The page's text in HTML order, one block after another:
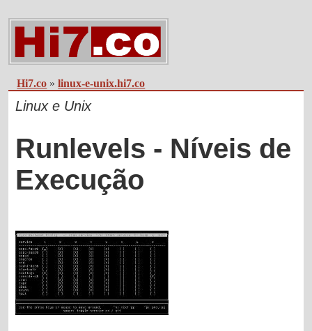
Hi7.co »linux-e-unix.hi7.co
Linux e Unix
Runlevels - Níveis de
Execução